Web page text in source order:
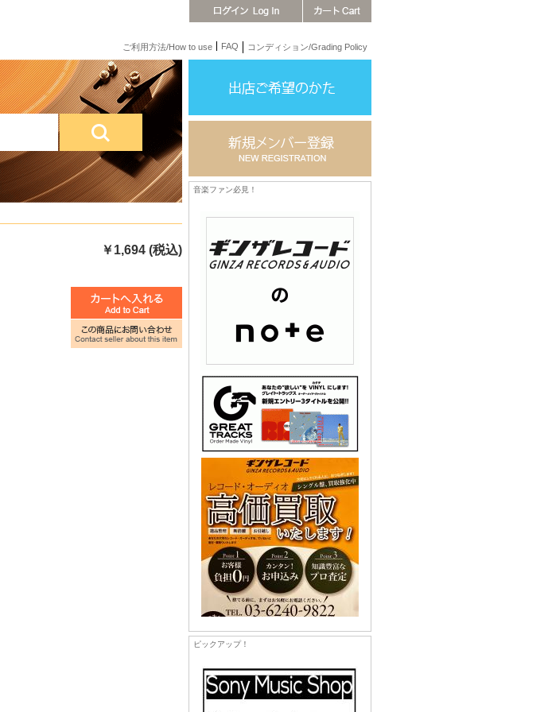
ご利用方法/How to use FAQ コンディション/Grading Policy
￥1,694 (税込)
音楽ファン必見！
ピックアップ！